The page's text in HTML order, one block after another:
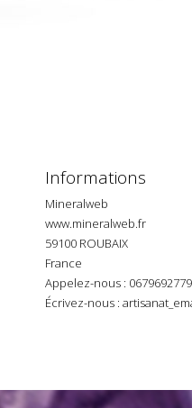
Informations
Mineralweb
www.mineralweb.fr
59100 ROUBAIX
France
Appelez-nous : 0679692779
Écrivez-nous :